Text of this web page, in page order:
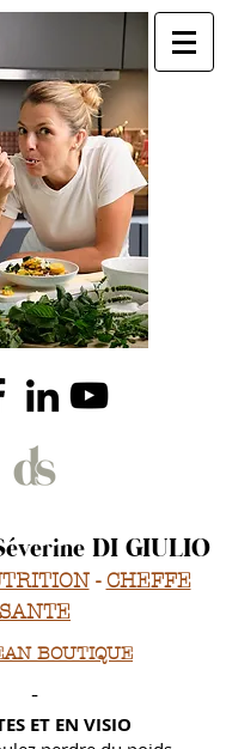
DI GIULIO
- CHEFFE
SANTE
BOUTIQUE
-
ET EN VISIO